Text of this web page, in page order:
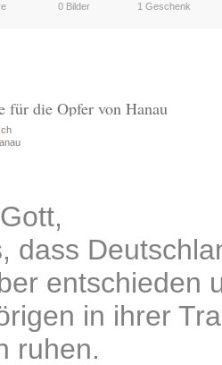
0 Bilder 1 Geschenk
für die Opfer von Hanau
dass
entschieden
in ihrer
ruhen.